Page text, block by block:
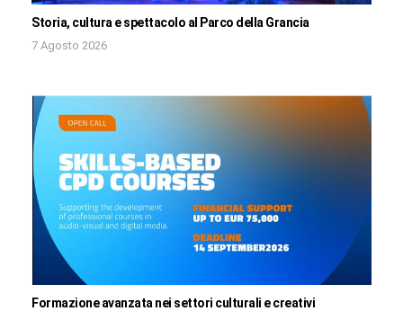
Storia, cultura e spettacolo al Parco della Grancia
7 Agosto 2026
Formazione avanzata nei settori culturali e creativi